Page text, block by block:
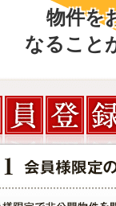
物件を
なること